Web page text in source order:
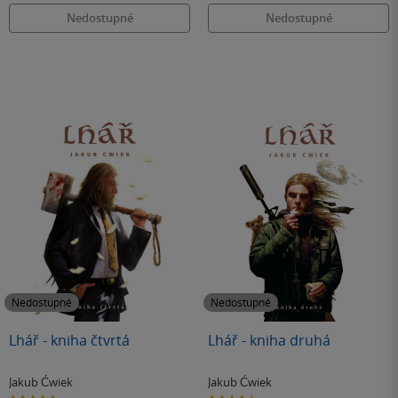
Nedostupné Nedostupné
Nedostupné
Lhář - kniha čtvrtá
Jakub Ćwiek
Nedostupné
Lhář - kniha druhá
Jakub Ćwiek